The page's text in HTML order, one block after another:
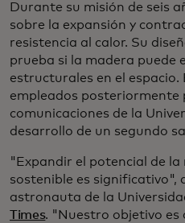
Durante su misión de seis
sobre la expansión y
resistencia al calor. Su
prueba si la madera puede
estructurales en el espacio.
empleados posteriormente
comunicaciones de la
desarrollo de un segundo
"Expandir el potencial de
sostenible es significativo",
astronauta de la
Times. "Nuestro objetivo